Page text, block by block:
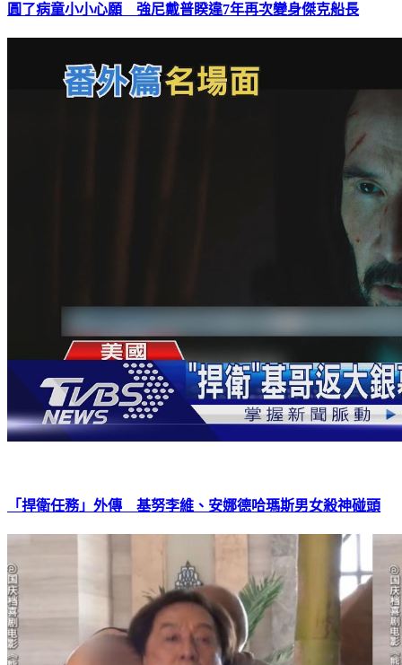
圓了病童小小心願 強尼戴普睽違7年再次變身傑克船長
「捍衛任務」外傳 基努李維、安娜德哈瑪斯男女殺神碰頭